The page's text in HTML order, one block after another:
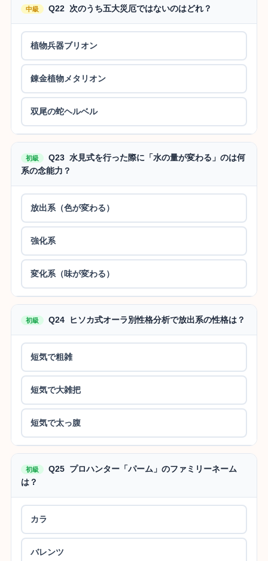
中級 Q22 次のうち五大災厄ではないのはどれ？
植物兵器ブリオン
錬金植物メタリオン
双尾の蛇ヘルベル
初級
Q23 水見式を行った際に「水の量が変わる」のは何
系の念能力？
放出系（色が変わる）
強化系
変化系（味が変わる）
初級 Q24 ヒソカ式オーラ別性格分析で放出系の性格は？
短気で粗雑
短気で大雑把
短気で太っ腹
初級
Q25 プロハンター「パーム」のファミリーネーム
は？
カラ
バレンツ